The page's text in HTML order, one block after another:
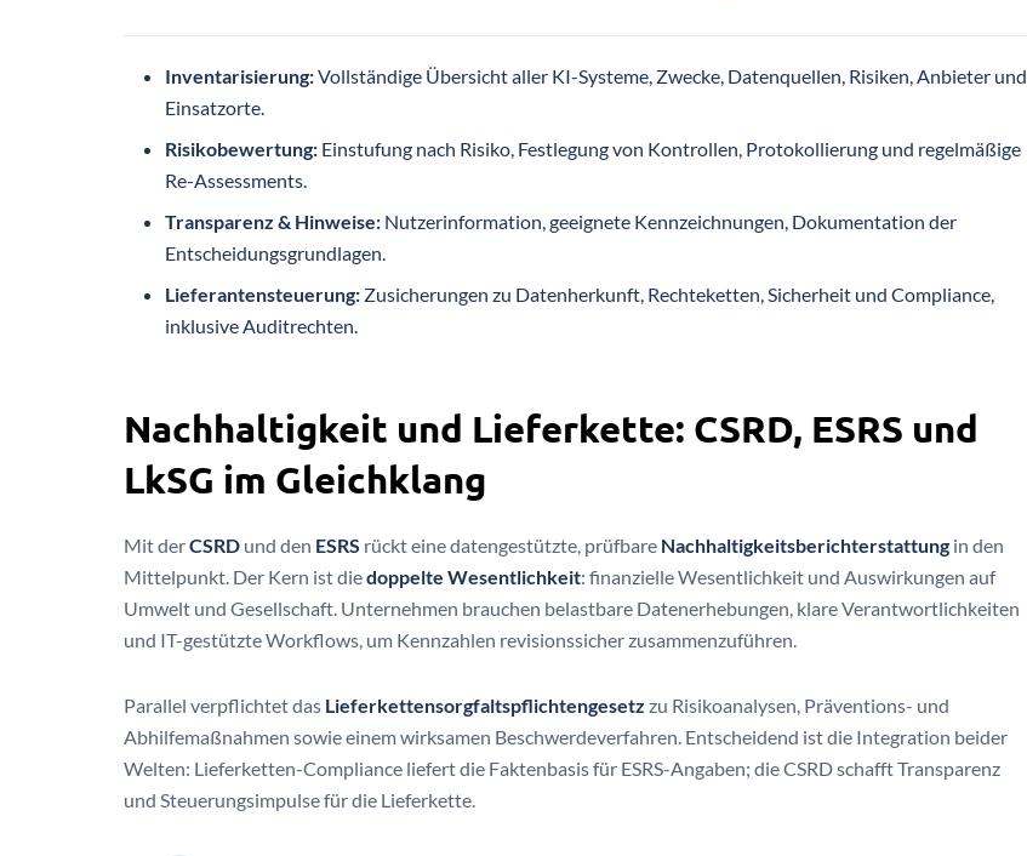
Inventarisierung:Vollständige Übersicht aller KI-Systeme, Zwecke, Datenquellen, Risiken, Anbieter und
Einsatzorte.
Risikobewertung: Einstufung nach Risiko, Festlegung von Kontrollen, Protokollierung und regelmäßige
Re-Assessments.
Transparenz & Hinweise: Nutzerinformation, geeignete Kennzeichnungen, Dokumentation der
Entscheidungsgrundlagen.
Lieferantensteuerung: Zusicherungen zu Datenherkunft, Rechteketten, Sicherheit und Compliance,
inklusive Auditrechten.
Nachhaltigkeit und Lieferkette: CSRD, ESRS und
LkSG im Gleichklang
Mit derCSRD und den ESRS rückt eine datengestützte, prüfbare Nachhaltigkeitsberichterstattung in den
Mittelpunkt. Der Kern ist diedoppelte Wesentlichkeit: finanzielle Wesentlichkeit und Auswirkungen auf
Umwelt und Gesellschaft. Unternehmen brauchen belastbare Datenerhebungen, klare Verantwortlichkeiten
und IT-gestützte Workflows, um Kennzahlen revisionssicher zusammenzuführen.
Parallel verpflichtet das Lieferkettensorgfaltspflichtengesetz zu Risikoanalysen, Präventions- und
Abhilfemaßnahmen sowie einem wirksamen Beschwerdeverfahren. Entscheidend ist die Integration beider
Welten: Lieferketten-Compliance liefert die Faktenbasis für ESRS-Angaben; die CSRD schafft Transparenz
und Steuerungsimpulse für die Lieferkette.